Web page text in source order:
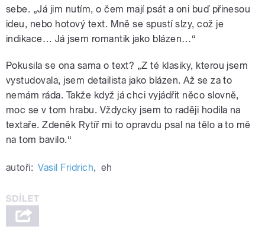
sebe. „Já jim nutím, o čem mají psát a oni buď přinesou
ideu, nebo hotový text. Mně se spustí slzy, což je
indikace… Já jsem romantik jako blázen…“
Pokusila se ona sama o text? „Z té klasiky, kterou jsem
vystudovala, jsem detailista jako blázen. Až se za to
nemám ráda. Takže když já chci vyjádřit něco slovně,
moc se v tom hrabu. Vždycky jsem to raději hodila na
textaře. Zdeněk Rytíř mi to opravdu psal na tělo a to mě
na tom bavilo.“
autoři: Vasil Fridrich, eh